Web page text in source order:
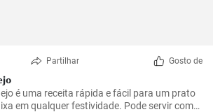
Partilhar Gosto de
é uma receita rápida e fácil para um prato
em qualquer festividade. Pode servir como